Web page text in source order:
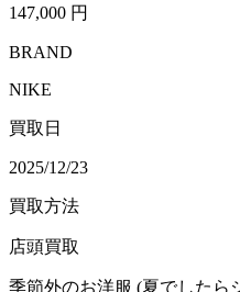
147,000 円
BRAND
NIKE
買取日
2025/12/23
買取方法
店頭買取
季節外のお洋服 (夏でしたら